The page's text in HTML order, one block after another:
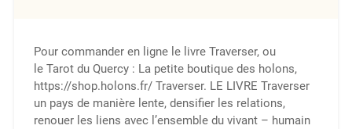
Pour commander en ligne le livre Traverser, ou
le Tarot du Quercy : La petite boutique des holons,
https://shop.holons.fr/ Traverser. LE LIVRE Traverser
un pays de manière lente, densifier les relations,
renouer les liens avec l’ensemble du vivant – humain